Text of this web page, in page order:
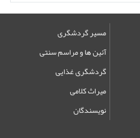
مسیر گردشگری
آئین ها و مراسم سنتی
گردشگری غذایی
میراث کلامی
نویسندگان